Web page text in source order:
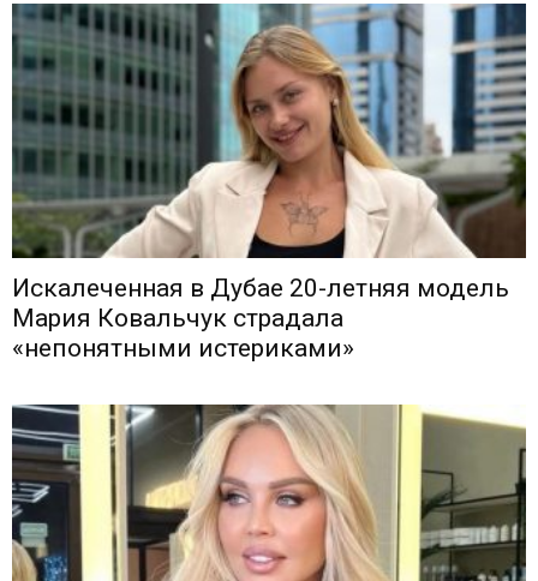
Искалеченная в Дубае 20-летняя модель
Мария Ковальчук страдала
«непонятными истериками»